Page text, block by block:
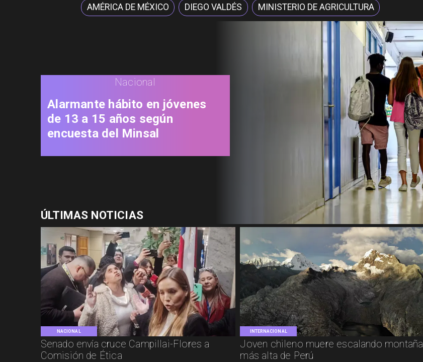
AMÉRICA DE MÉXICO DIEGO VALDÉS MINISTERIO DE AGRICULTURA
NACIONAL
Senado envía cruce Campillai-Flores a
Comisión de Ética
INTERNACIONAL
Joven chileno muere escalando montaña
más alta de Perú
Nacional
Alarmante hábito en jóvenes
de 13 a 15 años según
encuesta del Minsal
ÚLTIMAS NOTICIAS